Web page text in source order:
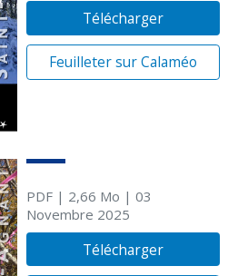
Télécharger
Feuilleter sur Calaméo
PDF| 2,66 Mo | 03
Novembre 2025
Télécharger